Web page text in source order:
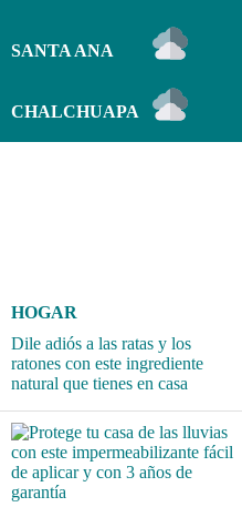
SANTA ANA
CHALCHUAPA
HOGAR
Dile adiós a las ratas y los
ratones con este ingrediente
natural que tienes en casa